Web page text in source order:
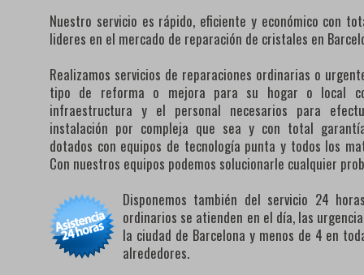
Nuestro servicio es rápido, eficiente y económico con
lideres en el mercado de reparación de cristales en
Realizamos servicios de reparaciones ordinarias o
tipo de reforma o mejora para su hogar o local
infraestructura y el personal necesarios para
instalación por compleja que sea y con total
dotados con equipos de tecnología punta y todos los
Con nuestros equipos podemos solucionarle cualquier
Disponemos también del servicio 24
ordinarios se atienden en el día, las
la ciudad de Barcelona y menos de 4 en
alrededores.